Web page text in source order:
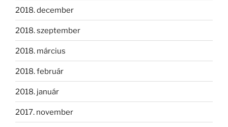
2018. december
2018. szeptember
2018. március
2018. február
2018. január
2017. november